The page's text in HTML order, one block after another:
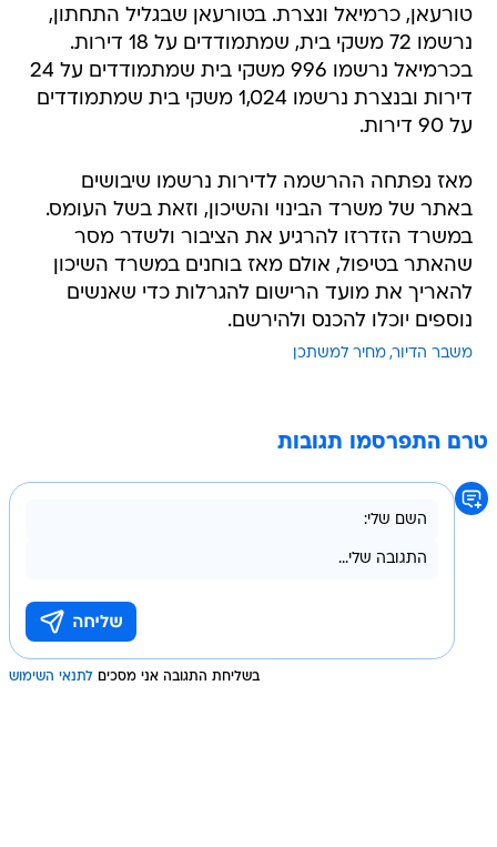
טורעאן, כרמיאל ונצרת. בטורעאן שבגליל התחתון,
נרשמו 72 משקי בית, שמתמודדים על 18 דירות.
בכרמיאל נרשמו 996 משקי בית שמתמודדים על 24
דירות ובנצרת נרשמו 1,024 משקי בית שמתמודדים
על 90 דירות.
מאז נפתחה ההרשמה לדירות נרשמו שיבושים
באתר של משרד הבינוי והשיכון, וזאת בשל העומס.
במשרד הזדרזו להרגיע את הציבור ולשדר מסר
שהאתר בטיפול, אולם מאז בוחנים במשרד השיכון
להאריך את מועד הרישום להגרלות כדי שאנשים
נוספים יוכלו להכנס ולהירשם.
משבר הדיור מחיר למשתכן
טרם התפרסמו תגובות
בשליחת התגובה אני מסכים לתנאי השימוש